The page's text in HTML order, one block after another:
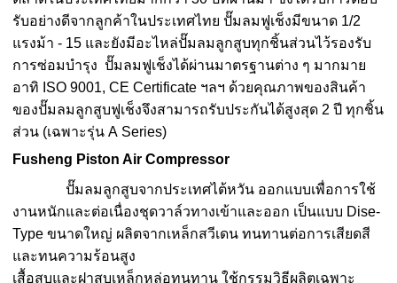
รับอย่างดีจากลูกค้าในประเทศไทย ปั๊มลมฟูเช็งมีขนาด 1/2
แรงม้า - 15 และยังมีอะไหล่ปั๊มลมลูกสูบทุกชิ้นส่วนไว้รองรับ
การซ่อมบำรุง ปั๊มลมฟูเช็งได้ผ่านมาตรฐานต่าง ๆ มากมาย
อาทิ ISO 9001, CE Certificate ฯลฯ ด้วยคุณภาพของสินค้า
ของปั๊มลมลูกสูบฟูเช็งจึงสามารถรับประกันได้สูงสุด 2 ปี ทุกชิ้น
ส่วน (เฉพาะรุ่น A Series)
Fusheng Piston Air Compressor
ปั๊มลมลูกสูบจากประเทศไต้หวัน ออกแบบเพื่อการใช้
งานหนักและต่อเนื่องชุดวาล์วทางเข้าและออก เป็นแบบ Dise-
Type ขนาดใหญ่ ผลิตจากเหล็กสวีเดน ทนทานต่อการเสียดสี
และทนความร้อนสูง
เสื้อสูบและฝาสูบเหล็กหล่อทนทาน ใช้กรรมวิธีผลิตเฉพาะ